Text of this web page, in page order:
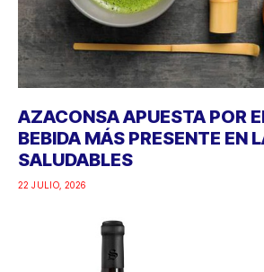
AZACONSA APUESTA POR
BEBIDA MÁS PRESENTE EN
SALUDABLES
22 JULIO, 2026